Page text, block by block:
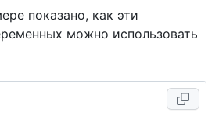
показано, как эти
можно использовать